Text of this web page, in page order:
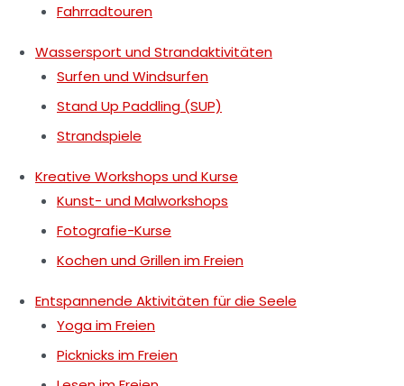
Fahrradtouren
Wassersport und Strandaktivitäten
Surfen und Windsurfen
Stand Up Paddling (SUP)
Strandspiele
Kreative Workshops und Kurse
Kunst- und Malworkshops
Fotografie-Kurse
Kochen und Grillen im Freien
Entspannende Aktivitäten für die Seele
Yoga im Freien
Picknicks im Freien